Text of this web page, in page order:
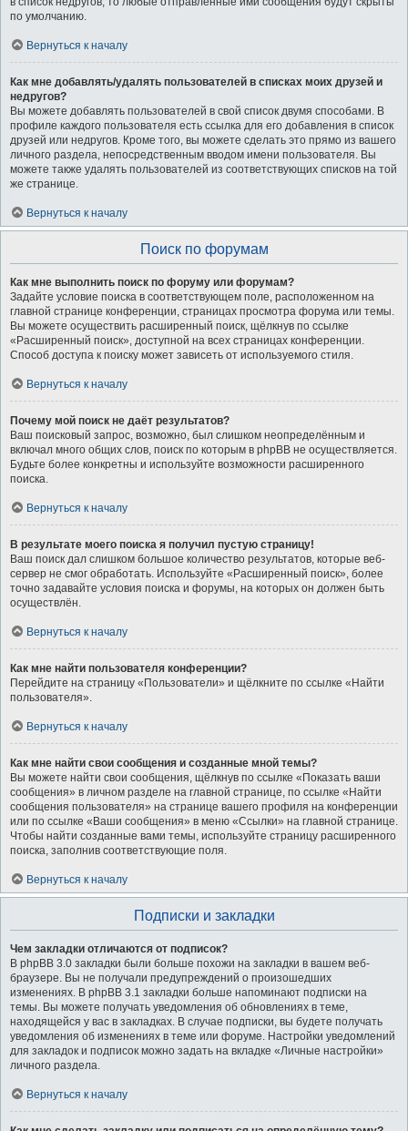
по умолчанию.
Вернуться к началу
Как мне добавлять/удалять пользователей в списках моих друзей и
недругов?
Вы можете добавлять пользователей в свой список двумя способами. В
профиле каждого пользователя есть ссылка для его добавления в список
друзей или недругов. Кроме того, вы можете сделать это прямо из вашего
личного раздела, непосредственным вводом имени пользователя. Вы
можете также удалять пользователей из соответствующих списков на той
же странице.
Вернуться к началу
Поиск по форумам
Как мне выполнить поиск по форуму или форумам?
Задайте условие поиска в соответствующем поле, расположенном на
главной странице конференции, страницах просмотра форума или темы.
Вы можете осуществить расширенный поиск, щёлкнув по ссылке
«Расширенный поиск», доступной на всех страницах конференции.
Способ доступа к поиску может зависеть от используемого стиля.
Вернуться к началу
Почему мой поиск не даёт результатов?
Ваш поисковый запрос, возможно, был слишком неопределённым и
включал много общих слов, поиск по которым в phpBB не осуществляется.
Будьте более конкретны и используйте возможности расширенного
поиска.
Вернуться к началу
В результате моего поиска я получил пустую страницу!
Ваш поиск дал слишком большое количество результатов, которые веб-
сервер не смог обработать. Используйте «Расширенный поиск», более
точно задавайте условия поиска и форумы, на которых он должен быть
осуществлён.
Вернуться к началу
Как мне найти пользователя конференции?
Перейдите на страницу «Пользователи» и щёлкните по ссылке «Найти
пользователя».
Вернуться к началу
Как мне найти свои сообщения и созданные мной темы?
Вы можете найти свои сообщения, щёлкнув по ссылке «Показать ваши
сообщения» в личном разделе на главной странице, по ссылке «Найти
сообщения пользователя» на странице вашего профиля на конференции
или по ссылке «Ваши сообщения» в меню «Ссылки» на главной странице.
Чтобы найти созданные вами темы, используйте страницу расширенного
поиска, заполнив соответствующие поля.
Вернуться к началу
Подписки и закладки
Чем закладки отличаются от подписок?
В phpBB 3.0 закладки были больше похожи на закладки в вашем веб-
браузере. Вы не получали предупреждений о произошедших
изменениях. В phpBB 3.1 закладки больше напоминают подписки на
темы. Вы можете получать уведомления об обновлениях в теме,
находящейся у вас в закладках. В случае подписки, вы будете получать
уведомления об изменениях в теме или форуме. Настройки уведомлений
для закладок и подписок можно задать на вкладке «Личные настройки»
личного раздела.
Вернуться к началу